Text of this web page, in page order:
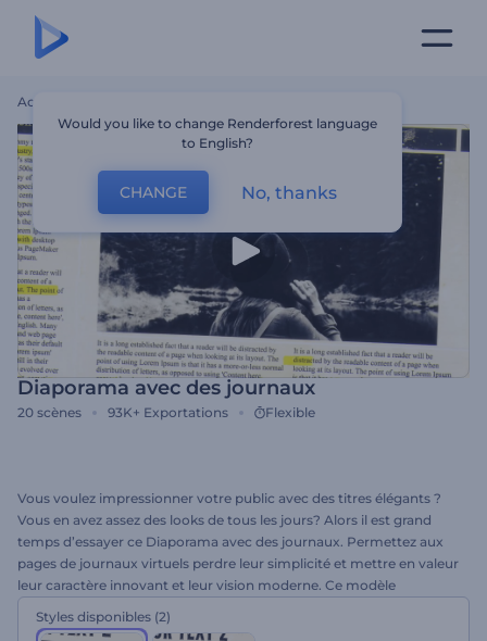
Accueil
Diaporama avec des journaux
20 scènes 93K+ Exportations Flexible
Vous voulez impressionner votre public avec des titres élégants ?
Vous en avez assez des looks de tous les jours? Alors il est grand
temps d’essayer ce Diaporama avec des journaux. Permettez aux
pages de journaux virtuels perdre leur simplicité et mettre en valeur
leur caractère innovant et leur vision moderne. Ce modèle
que vos plans. Ce projet est parfait pour les diaporamas élégants,
Styles disponibles (2)
Would you like to change Renderforest language
to English?
CHANGE No, thanks